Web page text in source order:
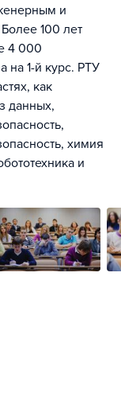
и
100 лет
4 000
на 1-й курс. РТУ
как
данных,
химия
и